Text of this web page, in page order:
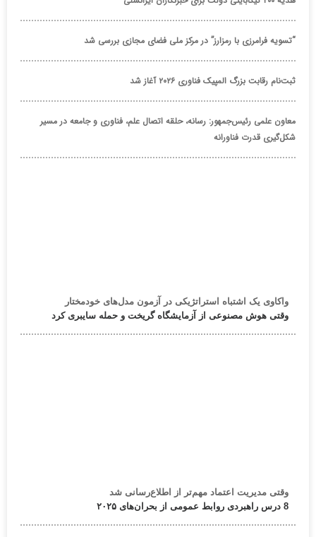
“تسویه فرامرزی با رمزارز” در مرکز ملی فضای مجازی بررسی شد
ثبت‌نام رقابت بزرگ المپیک فناوری ۲۰۲۶ آغاز شد
معاون علمی رئیس‌جمهور: رسانه، حلقه اتصال علم، فناوری و جامعه در مسیر
شکل‌گیری قدرت فناورانه
واکاوی یک اشتباه استراتژیکی در آزمون مدل‌های خودمختار
وقتی هوش مصنوعی از آزمایشگاه گریخت و حمله سایبری کرد
وقتی مدیریت اعتماد مهم‌تر از اطلاع‌رسانی شد
8 درس راهبردی روابط عمومی از بحران‌های ۲۰۲۵